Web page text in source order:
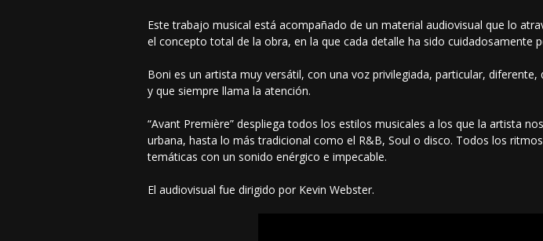
Este trabajo musical está acompañado de un material audiovisual que lo
el concepto total de la obra, en la que cada detalle ha sido cuidadosamente
Boni es un artista muy versátil, con una voz privilegiada, particular,
y que siempre llama la atención.
“Avant Première” despliega todos los estilos musicales a los que la artista
urbana, hasta lo más tradicional como el R&B, Soul o disco. Todos los
temáticas con un sonido enérgico e impecable.
El audiovisual fue dirigido por Kevin Webster.